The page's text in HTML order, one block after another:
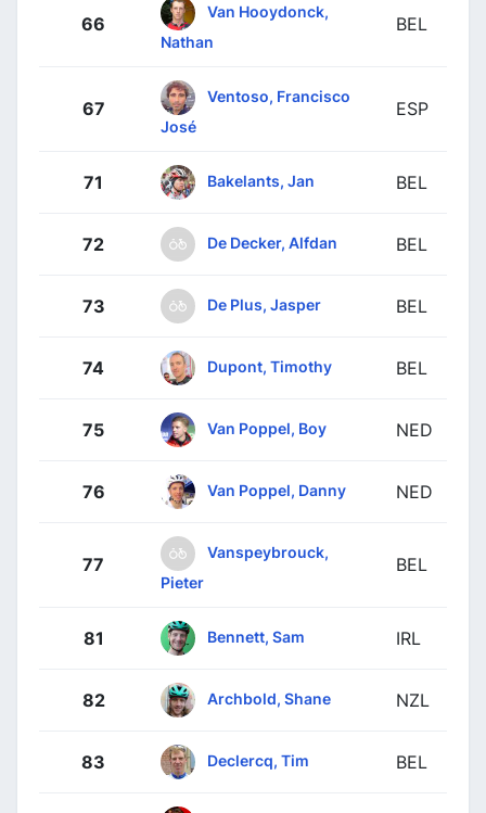
66
Van Hooydonck,
Nathan
BEL
67
Ventoso, Francisco
José
ESP
71 Bakelants, Jan BEL
72 De Decker, Alfdan BEL
73 De Plus, Jasper BEL
74 Dupont, Timothy BEL
75 Van Poppel, Boy NED
76 Van Poppel, Danny NED
77
Vanspeybrouck,
Pieter
BEL
81 Bennett, Sam IRL
82 Archbold, Shane NZL
83 Declercq, Tim BEL